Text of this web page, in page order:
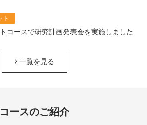
ト
コースで研究計画発表会を実施しました
一覧を見る
コースのご紹介